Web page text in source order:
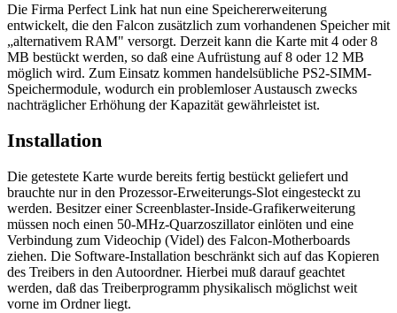
Die Firma Perfect Link hat nun eine Speichererweiterung
entwickelt, die den Falcon zusätzlich zum vorhandenen Speicher mit
„alternativem RAM" versorgt. Derzeit kann die Karte mit 4 oder 8
MB bestückt werden, so daß eine Aufrüstung auf 8 oder 12 MB
möglich wird. Zum Einsatz kommen handelsübliche PS2-SIMM-
Speichermodule, wodurch ein problemloser Austausch zwecks
nachträglicher Erhöhung der Kapazität gewährleistet ist.
Installation
Die getestete Karte wurde bereits fertig bestückt geliefert und
brauchte nur in den Prozessor-Erweiterungs-Slot eingesteckt zu
werden. Besitzer einer Screenblaster-Inside-Grafikerweiterung
müssen noch einen 50-MHz-Quarzoszillator einlöten und eine
Verbindung zum Videochip (Videl) des Falcon-Motherboards
ziehen. Die Software-Installation beschränkt sich auf das Kopieren
des Treibers in den Autoordner. Hierbei muß darauf geachtet
werden, daß das Treiberprogramm physikalisch möglichst weit
vorne im Ordner liegt.